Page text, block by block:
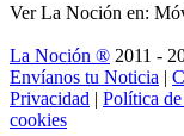
Ver La Noción en:
La Noción ® 2011 -
Envíanos tu Noticia |
Privacidad | Política
cookies